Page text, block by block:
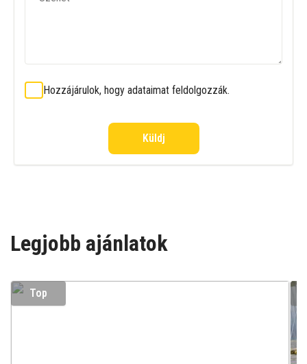
Hozzájárulok, hogy adataimat feldolgozzák.
Küldj
Legjobb ajánlatok
Top